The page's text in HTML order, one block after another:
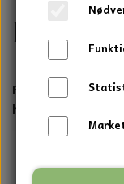
LÆDER
Herre
Forkæl dig selv
hjemmesko fra: